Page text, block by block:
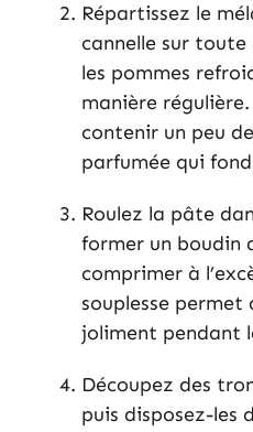
Répartissez le
cannelle sur
les pommes
manière
contenir un peu
parfumée qui
Roulez la pâte
former un boudin
comprimer à
souplesse permet
joliment pendant
Découpez des
puis disposez-les